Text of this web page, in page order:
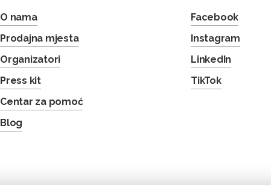
O nama
Prodajna mjesta
Organizatori
Press kit
Centar za pomoć
Blog
Facebook
Instagram
LinkedIn
TikTok